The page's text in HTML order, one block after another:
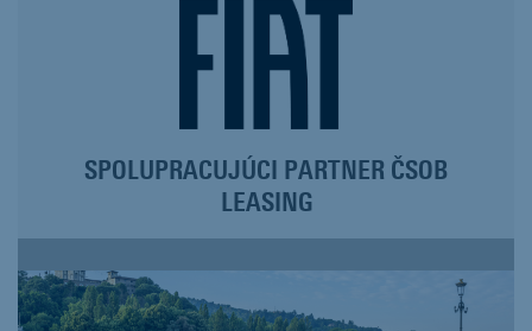
SPOLUPRACUJÚCI PARTNER ČSOB
LEASING